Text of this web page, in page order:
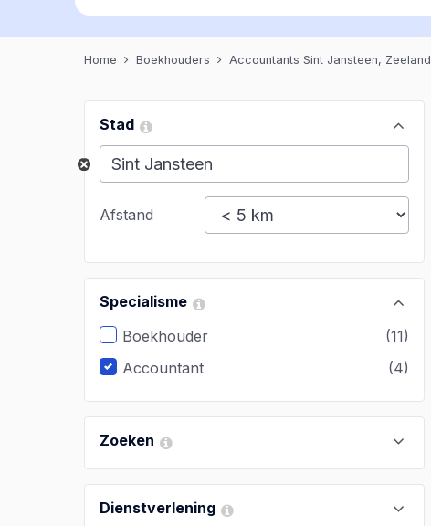
Home Boekhouders Accountants Sint Jansteen, Zeeland
Stad
Afstand
Specialisme
Boekhouder
(11)
Accountant
(4)
Zoeken
Dienstverlening